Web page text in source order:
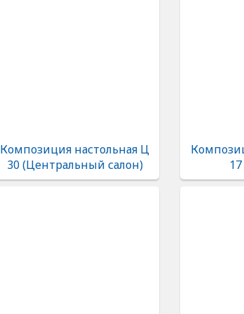
Композиция настольная Ц
30 (Центральный салон)